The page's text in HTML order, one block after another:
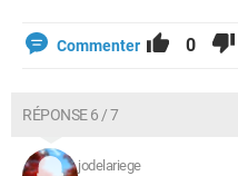
Commenter 0
RÉPONSE 6 / 7
jodelariege